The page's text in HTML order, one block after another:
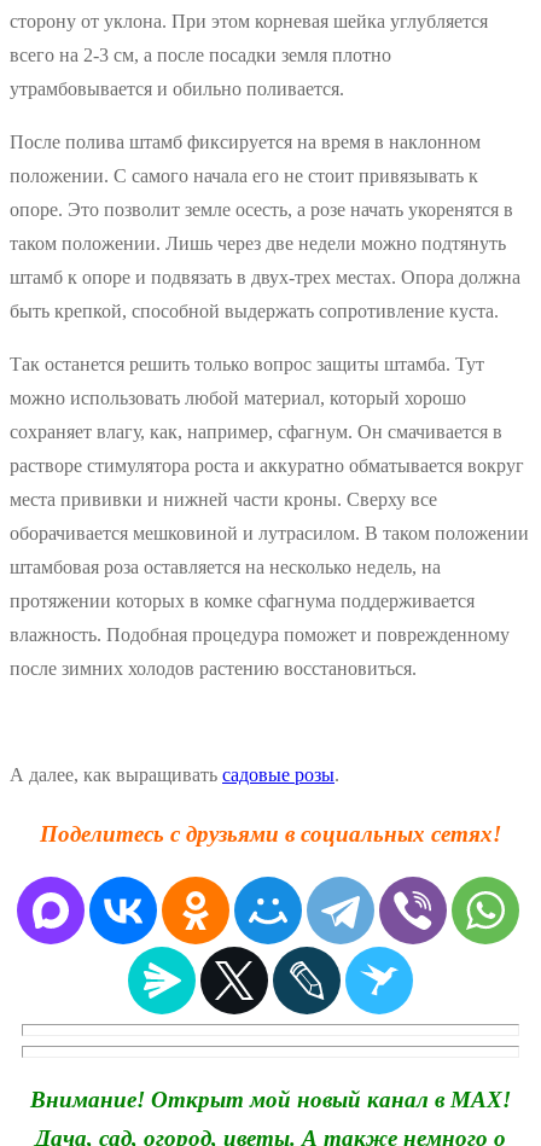
сторону от уклона. При этом корневая шейка углубляется
всего на 2-3 см, а после посадки земля плотно
утрамбовывается и обильно поливается.
После полива штамб фиксируется на время в наклонном
положении. С самого начала его не стоит привязывать к
опоре. Это позволит земле осесть, а розе начать укоренятся в
таком положении. Лишь через две недели можно подтянуть
штамб к опоре и подвязать в двух-трех местах. Опора должна
быть крепкой, способной выдержать сопротивление куста.
Так останется решить только вопрос защиты штамба. Тут
можно использовать любой материал, который хорошо
сохраняет влагу, как, например, сфагнум. Он смачивается в
растворе стимулятора роста и аккуратно обматывается вокруг
места прививки и нижней части кроны. Сверху все
оборачивается мешковиной и лутрасилом. В таком положении
штамбовая роза оставляется на несколько недель, на
протяжении которых в комке сфагнума поддерживается
влажность. Подобная процедура поможет и поврежденному
после зимних холодов растению восстановиться.
А далее, как выращивать садовые розы.
Поделитесь с друзьями в социальных сетях!
Внимание! Открыт мой новый канал в MAX!
Дача, сад, огород, цветы. А также немного о